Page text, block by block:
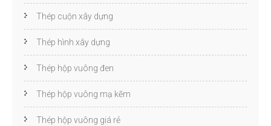
Thép cuộn xây dựng
Thép hình xây dựng
Thép hộp vuông đen
Thép hộp vuông mạ kẽm
Thép hộp vuông giá rẻ